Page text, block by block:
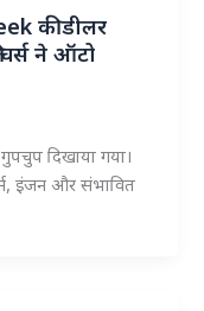
की डीलर
ने ऑटो
दिखाया गया।
इंजन और संभावित